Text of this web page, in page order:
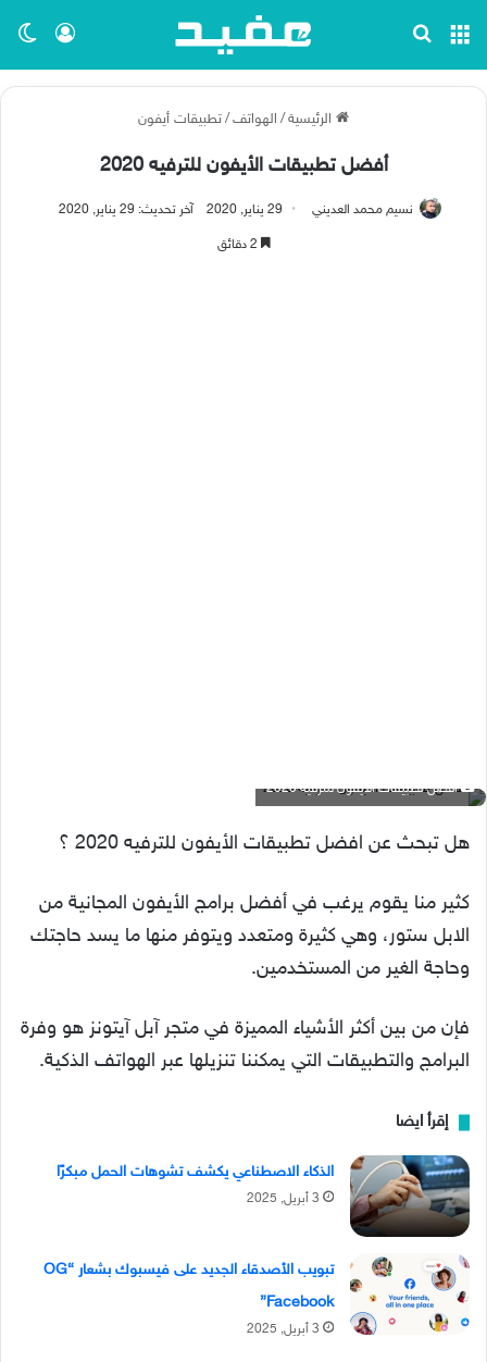
تسجيل القائمة
الرئيسية/ الهواتف/تطبيقات أيفون
أفضل تطبيقات الأيفون للترفيه 2020
نسيم محمد العديني 29 يناير, 2020 آخر تحديث: 29 يناير, 2020
أفضل تطبيقات الأيفون للترفيه 2020
هل تبحث عن افضل تطبيقات الأيفون للترفيه 2020 ؟
كثير منا يقوم يرغب في أفضل برامج الأيفون المجانية من
الابل ستور، وهي كثيرة ومتعدد ويتوفر منها ما يسد حاجتك
وحاجة الغير من المستخدمين.
فإن من بين أكثر الأشياء المميزة في متجر آبل آيتونز هو وفرة
البرامج والتطبيقات التي يمكننا تنزيلها عبر الهواتف الذكية.
إقرأ ايضا
الذكاء الاصطناعي يكشف تشوهات الحمل مبكرًا
3 أبريل, 2025
تبويب الأصدقاء الجديد على فيسبوك بشعار “OG
Facebook”
3 أبريل, 2025